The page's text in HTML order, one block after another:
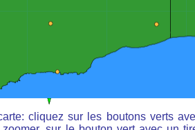
cliquez sur les boutons verts